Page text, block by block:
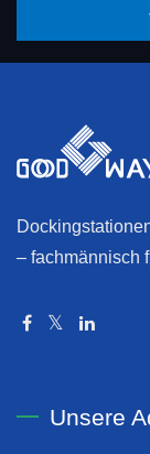
– fachmännisch
Unsere